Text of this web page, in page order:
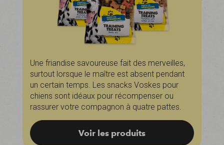
Une friandise savoureuse fait des merveilles,
surtout lorsque le maître est absent pendant
un certain temps. Les snacks Voskes pour
chiens sont idéaux pour récompenser ou
rassurer votre compagnon à quatre pattes.
Voir les produits